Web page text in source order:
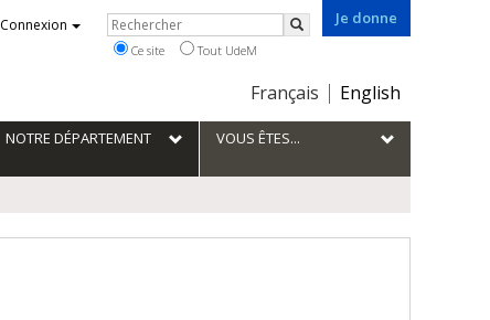
Je donne
Choix
la
langue
Français English
Connexion Rechercher
Rechercher
Ce site Tout UdeM
NOTRE DÉPARTEMENT VOUS ÊTES...